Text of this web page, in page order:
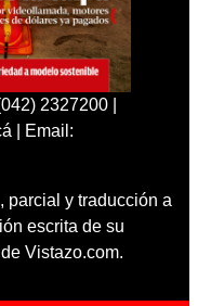
2327200 |
| Email:
parcial y traducción a
escrita de su
Vistazo.com.